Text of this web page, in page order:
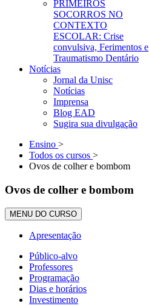
PRIMEIROS
SOCORROS NO
CONTEXTO
ESCOLAR: Crise
convulsiva, Ferimentos e
Traumatismo Dentário
Notícias
Jornal da Unisc
Notícias
Imprensa
Blog EAD
Sugira sua divulgação
Ensino >
Todos os cursos >
Ovos de colher e bombom
Ovos de colher e bombom
MENU DO CURSO
Apresentação
Público-alvo
Professores
Programação
Dias e horários
Investimento